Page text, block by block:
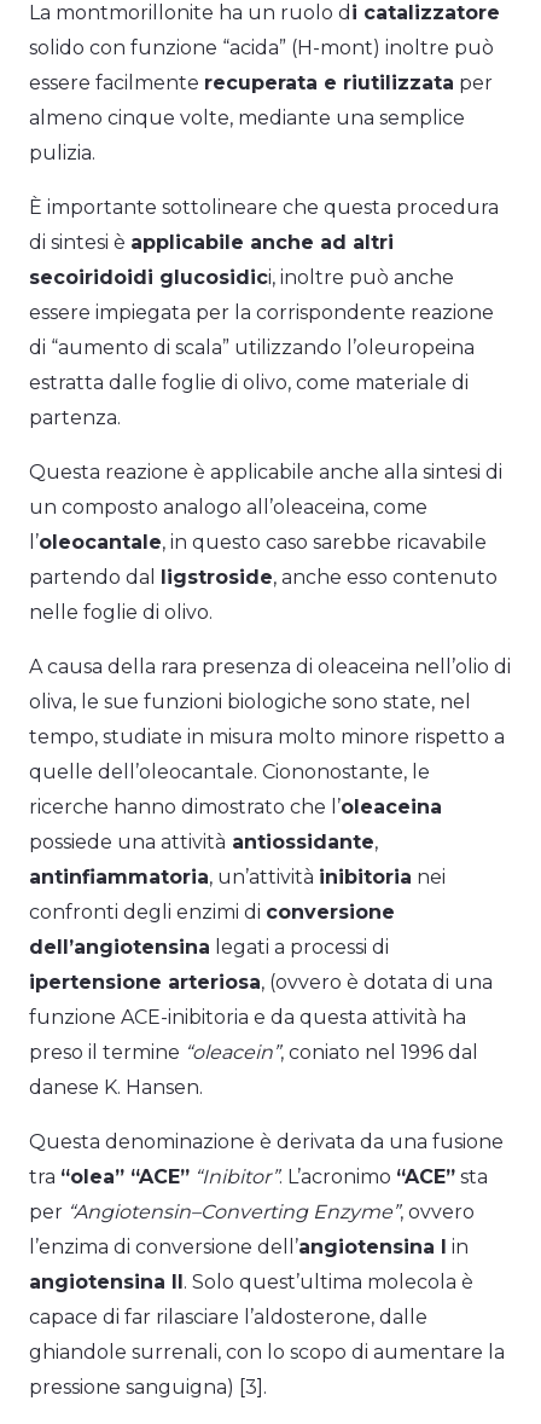
La montmorillonite ha un ruolo d i catalizzatore
solido con funzione “acida” (H-mont) inoltre può
essere facilmente recuperata e riutilizzata per
almeno cinque volte, mediante una semplice
pulizia.
È importante sottolineare che questa procedura
di sintesi è applicabile anche ad altri
secoiridoidi glucosidici, inoltre può anche
essere impiegata per la corrispondente reazione
di “aumento di scala” utilizzando l’oleuropeina
estratta dalle foglie di olivo, come materiale di
partenza.
Questa reazione è applicabile anche alla sintesi di
un composto analogo all’oleaceina, come
l’oleocantale, in questo caso sarebbe ricavabile
partendo dal
ligstroside, anche esso contenuto
nelle foglie di olivo.
A causa della rara presenza di oleaceina nell’olio di
oliva, le sue funzioni biologiche sono state, nel
tempo, studiate in misura molto minore rispetto a
quelle dell’oleocantale. Ciononostante, le
ricerche hanno dimostrato che l’oleaceina
possiede una attività antiossidante,
antinfiammatoria, un’attività inibitoria nei
confronti degli enzimi di conversione
dell’angiotensina legati a processi di
ipertensione arteriosa, (ovvero è dotata di una
funzione ACE-inibitoria e da questa attività ha
preso il termine “oleacein”, coniato nel 1996 dal
danese K. Hansen.
Questa denominazione è derivata da una fusione
tra “olea” “ACE” “Inibitor”. L’acronimo “ACE” sta
per “Angiotensin–Converting Enzyme”, ovvero
l’enzima di conversione dell’angiotensina I
in
angiotensina II . Solo quest’ultima molecola è
capace di far rilasciare l’aldosterone, dalle
ghiandole surrenali, con lo scopo di aumentare la
pressione sanguigna) [3].